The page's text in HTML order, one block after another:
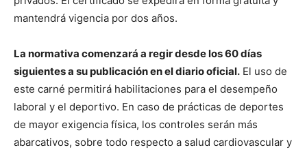
mantendrá vigencia por dos años.
La normativa comenzará a regir desde los 60 días
siguientes a su publicación en el diario oficial. El uso de
este carné permitirá habilitaciones para el desempeño
laboral y el deportivo. En caso de prácticas de deportes
de mayor exigencia física, los controles serán más
abarcativos, sobre todo respecto a salud cardiovascular y